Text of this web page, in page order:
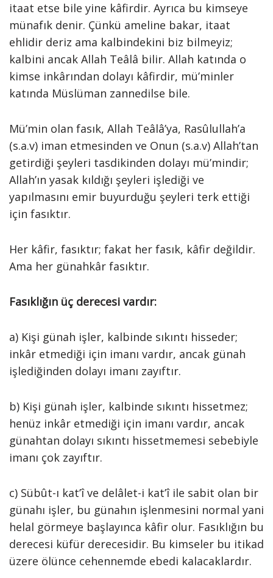
itaat etse bile yine kâfirdir. Ayrıca bu kimseye
münafık denir. Çünkü ameline bakar, itaat
ehlidir deriz ama kalbindekini biz bilmeyiz;
kalbini ancak Allah Teâlâ bilir. Allah katında o
kimse inkârından dolayı kâfirdir, mü’minler
katında Müslüman zannedilse bile.
Mü’min olan fasık, Allah Teâlâ’ya, Rasûlullah’a
(s.a.v) iman etmesinden ve Onun (s.a.v) Allah’tan
getirdiği şeyleri tasdikinden dolayı mü’mindir;
Allah’ın yasak kıldığı şeyleri işlediği ve
yapılmasını emir buyurduğu şeyleri terk ettiği
için fasıktır.
Her kâfir, fasıktır; fakat her fasık, kâfir değildir.
Ama her günahkâr fasıktır.
Fasıklığın üç derecesi vardır:
a) Kişi günah işler, kalbinde sıkıntı hisseder;
inkâr etmediği için imanı vardır, ancak günah
işlediğinden dolayı imanı zayıftır.
b) Kişi günah işler, kalbinde sıkıntı hissetmez;
henüz inkâr etmediği için imanı vardır, ancak
günahtan dolayı sıkıntı hissetmemesi sebebiyle
imanı çok zayıftır.
c) Sübût-ı kat’î ve delâlet-i kat’î ile sabit olan bir
günahı işler, bu günahın işlenmesini normal yani
helal görmeye başlayınca kâfir olur. Fasıklığın bu
derecesi küfür derecesidir. Bu kimseler bu itikad
üzere ölünce cehennemde ebedi kalacaklardır.